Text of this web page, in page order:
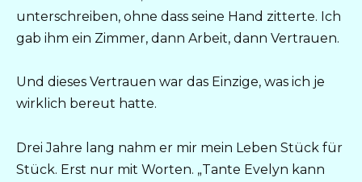
unterschreiben, ohne dass seine Hand zitterte. Ich
gab ihm ein Zimmer, dann Arbeit, dann Vertrauen.
Und dieses Vertrauen war das Einzige, was ich je
wirklich bereut hatte.
Drei Jahre lang nahm er mir mein Leben Stück für
Stück. Erst nur mit Worten. „Tante Evelyn kann